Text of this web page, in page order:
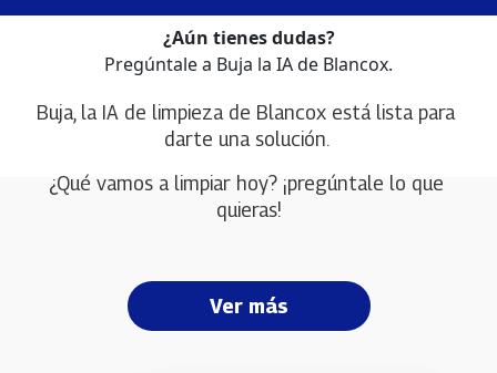
¿Aún tienes dudas?
Pregúntale a Buja la IA de Blancox.
Buja, la IA de limpieza de Blancox está lista para
darte una solución.
¿Qué vamos a limpiar hoy? ¡pregúntale lo que
quieras!
Ver más